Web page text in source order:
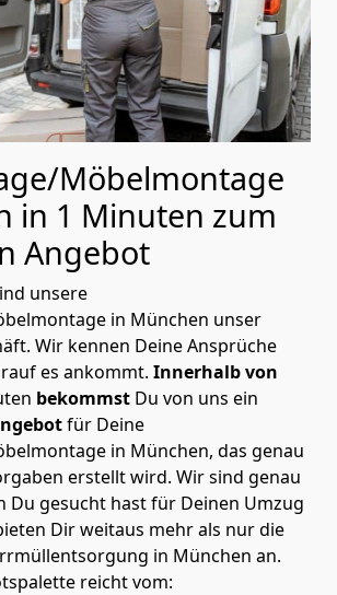
Möbelmontage
in 1 Minuten zum
Angebot
unsere
in München unser
Wir kennen Deine Ansprüche
es ankommt. Innerhalb von
bekommst Du von uns ein
für Deine
in München, das genau
erstellt wird. Wir sind genau
Du gesucht hast für Deinen Umzug
Dir weitaus mehr als nur die
in München an.
reicht vom: